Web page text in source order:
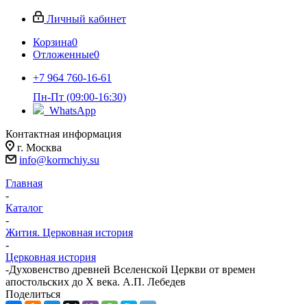
Личный кабинет
Корзина0
Отложенные0
+7 964 760-16-61
Пн-Пт (09:00-16:30)
WhatsApp
Контактная информация
г. Москва
info@kormchiy.su
Главная
-
Каталог
-
Жития. Церковная история
-
Церковная история
-Духовенство древней Вселенской Церкви от времен
апостольских до X века. А.П. Лебедев
Поделиться